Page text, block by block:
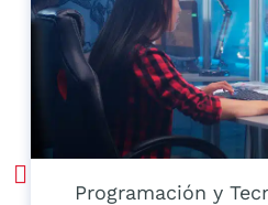
Programación y